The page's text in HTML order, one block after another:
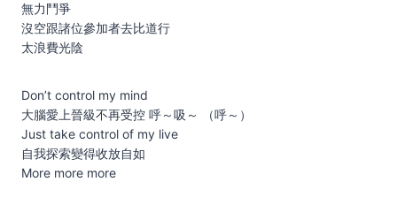
無力鬥爭
沒空跟諸位參加者去比道行
太浪費光陰
Don’t control my mind
大腦愛上晉級不再受控 呼～吸～ （呼～）
Just take control of my live
自我探索變得收放自如
More more more